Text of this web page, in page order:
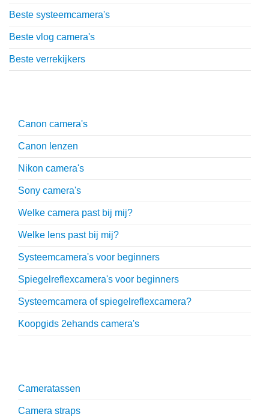
Beste systeemcamera's
Beste vlog camera's
Beste verrekijkers
Canon camera's
Canon lenzen
Nikon camera's
Sony camera's
Welke camera past bij mij?
Welke lens past bij mij?
Systeemcamera's voor beginners
Spiegelreflexcamera's voor beginners
Systeemcamera of spiegelreflexcamera?
Koopgids 2ehands camera's
Cameratassen
Camera straps